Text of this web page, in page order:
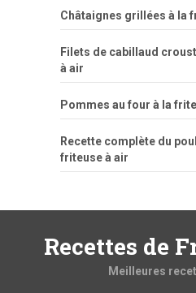
Châtaignes grillées à la
Filets de cabillaud
à air
Pommes au four à la
Recette complète du
friteuse à air
Recettes de
Meilleures